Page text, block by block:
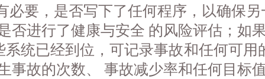
必要，是否写下了任何程序，以确保
否进行了健康与安全 的风险评估；如
系统已经到位，可记录事故和任何可用
事故的次数、 事故减少率和任何目标